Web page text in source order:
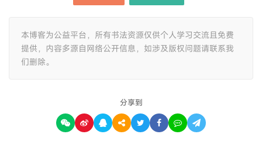
本博客为公益平台，所有书法资源仅供个人学习交流且免费
提供，内容多源自网络公开信息，如涉及版权问题请联系我
们删除。
分享到